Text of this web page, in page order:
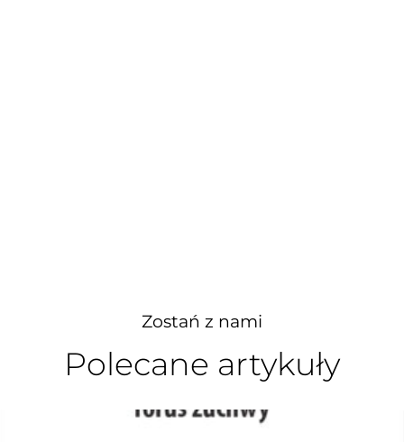
Zostań z nami
Polecane artykuły